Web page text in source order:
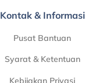
Kontak & Informasi
Pusat Bantuan
Syarat & Ketentuan
Kebijakan Privasi